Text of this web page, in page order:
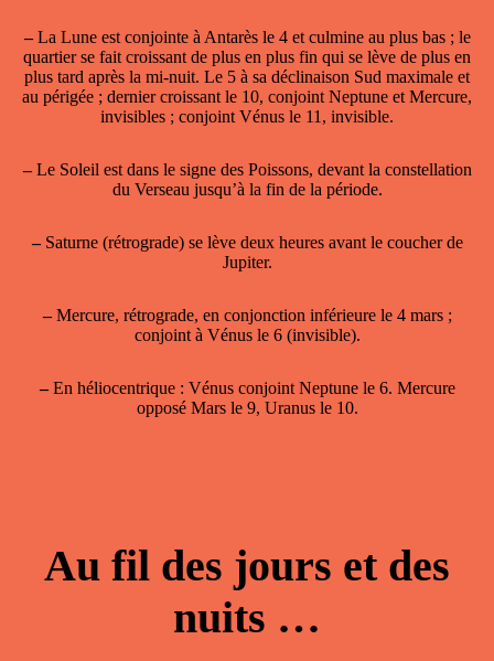
–La Lune est conjointe à Antarès le 4 et culmine au plus bas ; le
quartier se fait croissant de plus en plus fin qui se lève de plus en
plus tard après la mi-nuit. Le 5 à sa déclinaison Sud maximale et
au périgée ; dernier croissant le 10, conjoint Neptune et Mercure,
invisibles ; conjoint Vénus le 11, invisible.
–Le Soleil est dans le signe des Poissons, devant la constellation
du Verseau jusqu’à la fin de la période.
–Saturne (rétrograde) se lève deux heures avant le coucher de
Jupiter.
–Mercure, rétrograde, en conjonction inférieure le 4 mars ;
conjoint à Vénus le 6 (invisible).
–En héliocentrique : Vénus conjoint Neptune le 6. Mercure
opposé Mars le 9, Uranus le 10.
Au fil des jours et des
nuits …